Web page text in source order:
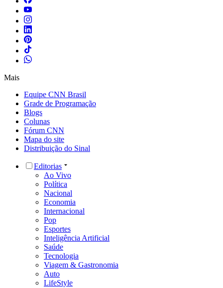
Mais
Equipe CNN Brasil
Grade de Programação
Blogs
Colunas
Fórum CNN
Mapa do site
Distribuição do Sinal
Editorias
Ao Vivo
Política
Nacional
Economia
Internacional
Pop
Esportes
Inteligência Artificial
Saúde
Tecnologia
Viagem & Gastronomia
Auto
LifeStyle